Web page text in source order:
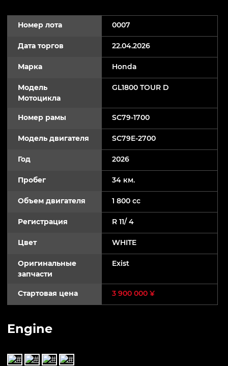
Номер лота 0007
Дата торгов 22.04.2026
Марка Honda
Модель
Мотоцикла
GL1800 TOUR D
Номер рамы SC79-1700
Модель двигателя SC79E-2700
Год 2026
Пробег 34 км.
Объем двигателя 1 800 cc
Регистрация R 11/ 4
Цвет WHITE
Оригинальные
запчасти
Exist
Стартовая цена 3 900 000 ¥
Engine